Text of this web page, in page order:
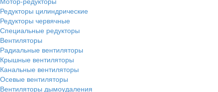
Редукторы цилиндрические
Редукторы червячные
Специальные редукторы
Вентиляторы
Радиальные вентиляторы
Крышные вентиляторы
Канальные вентиляторы
Осевые вентиляторы
Вентиляторы дымоудаления